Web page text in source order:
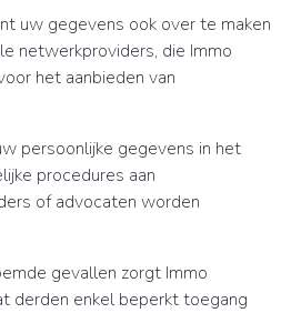
uw gegevens ook over te maken
netwerkproviders, die Immo
het aanbieden van
persoonlijke gegevens in het
procedures aan
of advocaten worden
gevallen zorgt Immo
derden enkel beperkt toegang